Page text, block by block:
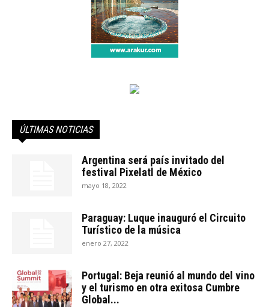
ÚLTIMAS NOTICIAS
Argentina será país invitado del
festival Pixelatl de México
mayo 18, 2022
Paraguay: Luque inauguró el Circuito
Turístico de la música
enero 27, 2022
Portugal: Beja reunió al mundo del vino
y el turismo en otra exitosa Cumbre
Global...